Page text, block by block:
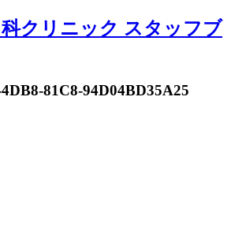
クリニック スタッフブ
81C8-94D04BD35A25